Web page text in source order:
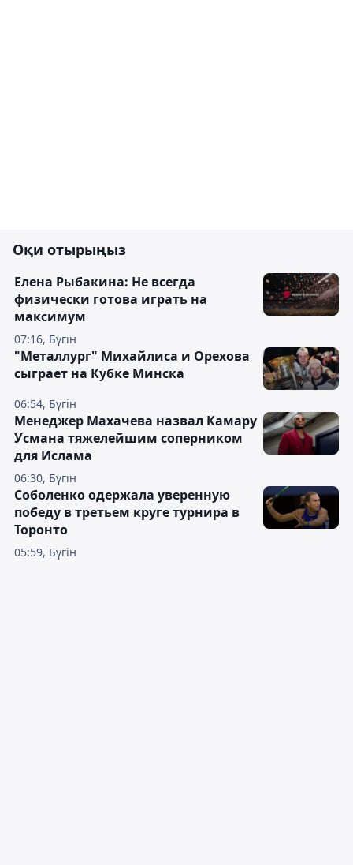
Оқи отырыңыз
07:16, Бүгін
Елена Рыбакина: Не всегда
физически готова играть на
максимум
06:54, Бүгін
"Металлург" Михайлиса и Орехова
сыграет на Кубке Минска
06:30, Бүгін
Менеджер Махачева назвал Камару
Усмана тяжелейшим соперником
для Ислама
05:59, Бүгін
Соболенко одержала уверенную
победу в третьем круге турнира в
Торонто